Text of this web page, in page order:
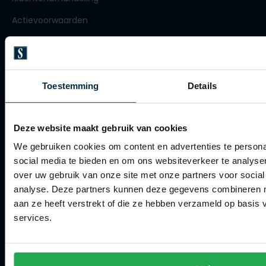
Toestemming Details
Deze website maakt gebruik van cookies
We gebruiken cookies om content en advertenties te
social media te bieden en om ons websiteverkeer te
over uw gebruik van onze site met onze partners voor
analyse. Deze partners kunnen deze gegevens combineren
aan ze heeft verstrekt of die ze hebben verzameld op basis
services.
PME Legend
Pierre Cardin
Polo Ralph Lauren
Portofino
Profuomo
R2
Reset
Actievoorwaarden
Winkel
Winkel
Openingstijden
Contact winkel
Contact webshop
Spierings Herenmode
Over Spierings
Collecties herenkleding